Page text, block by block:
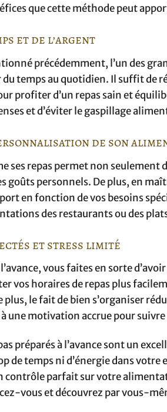
que cette méthode peut
et de l’argent
précédemment, l’un des
du temps au quotidien. Il suffit de
profiter d’un repas sain et
et d’éviter le gaspillage
de son
ses repas permet non seulement
goûts personnels. De plus, en
en fonction de vos besoins
des restaurants ou des
et stress limité
vous faites en sorte
vos horaires de repas plus
plus, le fait de bien s’organiser
une motivation accrue pour
préparés à l’avance sont un
de temps ni d’énergie dans
contrôle parfait sur votre
vous et découvrez par vous-